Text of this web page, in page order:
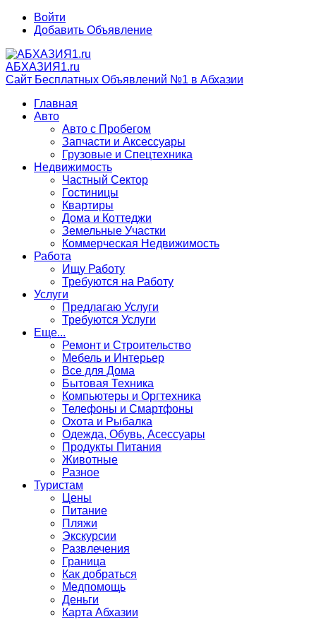
Войти
Добавить Объявление
АБХАЗИЯ1.ru
Сайт Бесплатных Объявлений №1 в Абхазии
Главная
Авто
Авто с Пробегом
Запчасти и Аксессуары
Грузовые и Спецтехника
Недвижимость
Частный Сектор
Гостиницы
Квартиры
Дома и Коттеджи
Земельные Участки
Коммерческая Недвижимость
Работа
Ищу Работу
Требуются на Работу
Услуги
Предлагаю Услуги
Требуются Услуги
Еще...
Ремонт и Строительство
Мебель и Интерьер
Все для Дома
Бытовая Техника
Компьютеры и Оргтехника
Телефоны и Смартфоны
Охота и Рыбалка
Одежда, Обувь, Асессуары
Продукты Питания
Животные
Разное
Туристам
Цены
Питание
Пляжи
Экскурсии
Развлечения
Граница
Как добраться
Медпомощь
Деньги
Карта Абхазии